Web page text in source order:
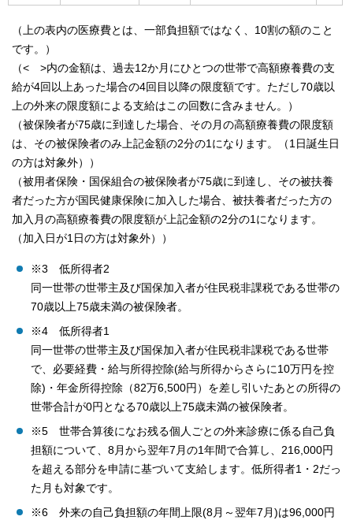
（上の表内の医療費とは、一部負担額ではなく、10割の額のこと
です。）
（< >内の金額は、過去12か月にひとつの世帯で高額療養費の支
給が4回以上あった場合の4回目以降の限度額です。ただし70歳以
上の外来の限度額による支給はこの回数に含みません。）
（被保険者が75歳に到達した場合、その月の高額療養費の限度額
は、その被保険者のみ上記金額の2分の1になります。（1日誕生日
の方は対象外））
（被用者保険・国保組合の被保険者が75歳に到達し、その被扶養
者だった方が国民健康保険に加入した場合、被扶養者だった方の
加入月の高額療養費の限度額が上記金額の2分の1になります。
（加入日が1日の方は対象外））
※3 低所得者2
同一世帯の世帯主及び国保加入者が住民税非課税である世帯の
70歳以上75歳未満の被保険者。
※4 低所得者1
同一世帯の世帯主及び国保加入者が住民税非課税である世帯
で、必要経費・給与所得控除(給与所得からさらに10万円を控
除)・年金所得控除（82万6,500円）を差し引いたあとの所得の
世帯合計が0円となる70歳以上75歳未満の被保険者。
※5 世帯合算後になお残る個人ごとの外来診療に係る自己負
担額について、8月から翌年7月の1年間で合算し、216,000円
を超える部分を申請に基づいて支給します。低所得者1・2だっ
た月も対象です。
※6 外来の自己負担額の年間上限(8月～翌年7月)は96,000円